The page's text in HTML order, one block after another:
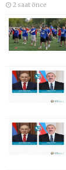
2 saat önce